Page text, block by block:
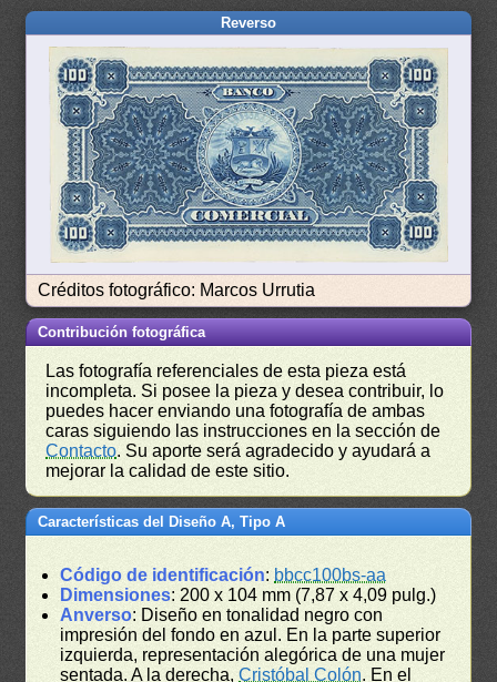
Reverso
Créditos fotográfico: Marcos Urrutia
Contribución fotográfica
Las fotografía referenciales de esta pieza está
incompleta. Si posee la pieza y desea contribuir, lo
puedes hacer enviando una fotografía de ambas
caras siguiendo las instrucciones en la sección de
Contacto. Su aporte será agradecido y ayudará a
mejorar la calidad de este sitio.
Características del Diseño A, Tipo A
Código de identificación: bbcc100bs-aa
Dimensiones: 200 x 104 mm (7,87 x 4,09 pulg.)
Anverso: Diseño en tonalidad negro con
impresión del fondo en azul. En la parte superior
izquierda, representación alegórica de una mujer
sentada. A la derecha,Cristóbal Colón. En el